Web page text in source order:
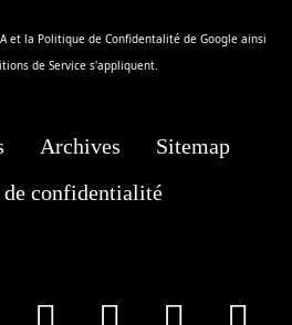
et la Politique de Confidentalité de Google ainsi
de Service s'appliquent.
Archives
Sitemap
confidentialité
Instagram
Youtube
Tik Tok